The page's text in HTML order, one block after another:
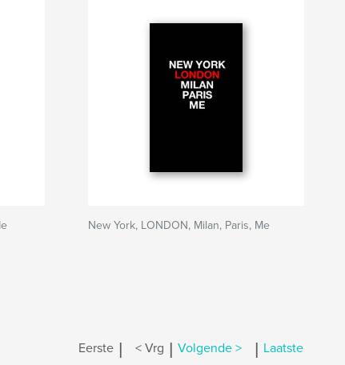
New York, LONDON, Milan, Paris, Me
Eerste | < Vrg | Volgende > | Laatste